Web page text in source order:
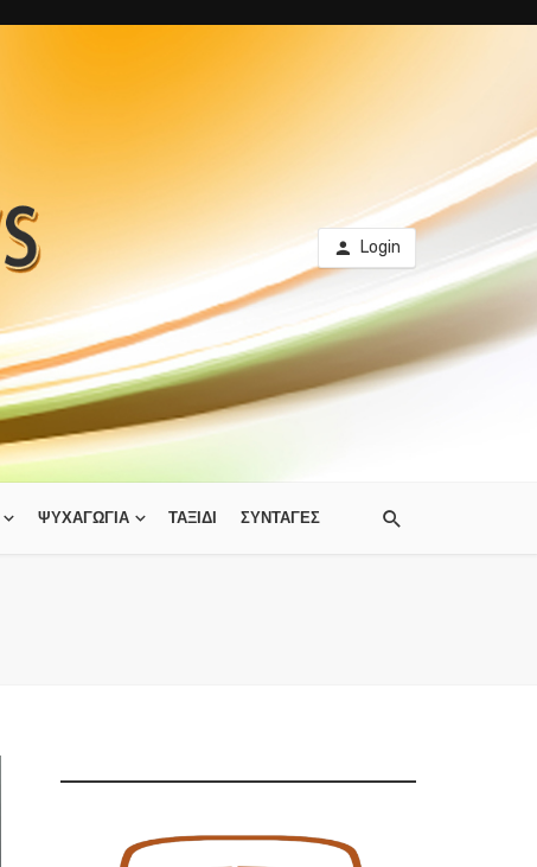
Login
ΨΥΧΑΓΩΓΙΑ ΤΑΞΙΔΙ ΣΥΝΤΑΓΕΣ